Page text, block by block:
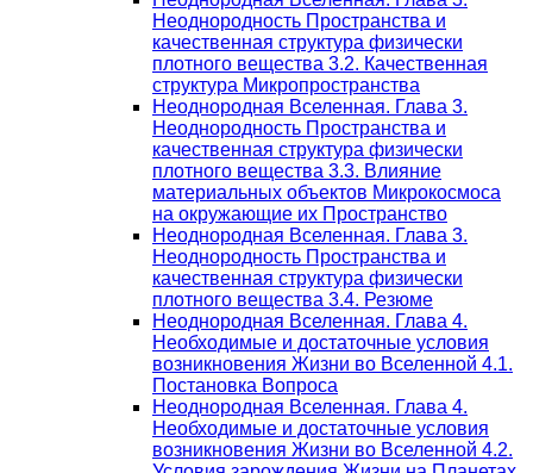
Неоднородность Пространства и
качественная структура физически
плотного вещества 3.2. Качественная
структура Микропространства
Неоднородная Вселенная. Глава 3.
Неоднородность Пространства и
качественная структура физически
плотного вещества 3.3. Влияние
материальных объектов Микрокосмоса
на окружающие их Пространство
Неоднородная Вселенная. Глава 3.
Неоднородность Пространства и
качественная структура физически
плотного вещества 3.4. Резюме
Неоднородная Вселенная. Глава 4.
Необходимые и достаточные условия
возникновения Жизни во Вселенной 4.1.
Постановка Вопроса
Неоднородная Вселенная. Глава 4.
Необходимые и достаточные условия
возникновения Жизни во Вселенной 4.2.